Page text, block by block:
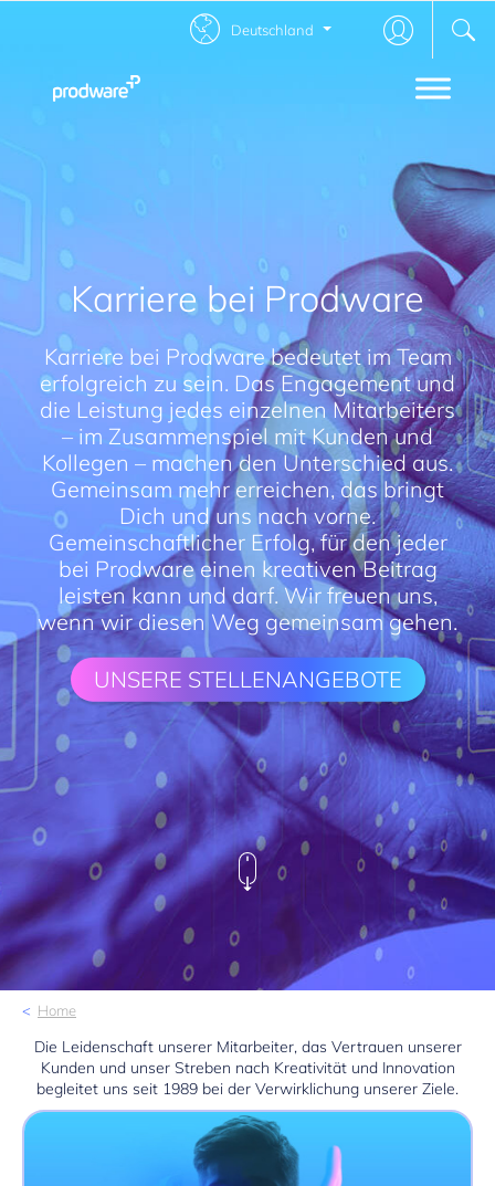
Deutschland
Karriere bei Prodware
Karriere bei Prodware bedeutet im Team
erfolgreich zu sein. Das Engagement und
die Leistung jedes einzelnen Mitarbeiters
– im Zusammenspiel mit Kunden und
Kollegen – machen den Unterschied aus.
Gemeinsam mehr erreichen, das bringt
Dich und uns nach vorne.
Gemeinschaftlicher Erfolg, für den jeder
bei Prodware einen kreativen Beitrag
leisten kann und darf. Wir freuen uns,
wenn wir diesen Weg gemeinsam gehen.
UNSERE STELLENANGEBOTE
Home
Die Leidenschaft unserer Mitarbeiter, das Vertrauen unserer
Kunden und unser Streben nach Kreativität und Innovation
begleitet uns seit 1989 bei der Verwirklichung unserer Ziele.
Wir führen Unternehmen in die digitale Zukunft!